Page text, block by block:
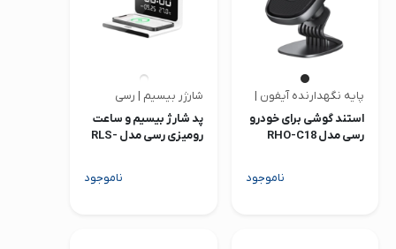
پایه نگهدارنده آیفون | رسی
استند گوشی برای خودرو
رسی مدل RHO-C18
ناموجود
شارژر بیسیم | رسی
پد شارژ بیسیم و ساعت
رومیزی رسی مدل RLS-
ناموجود